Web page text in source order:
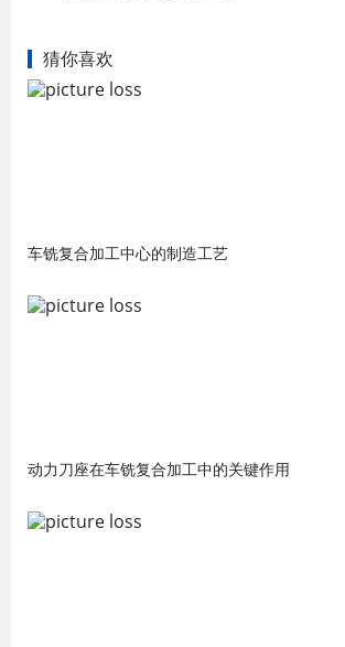
猜你喜欢
车铣复合加工中心的制造工艺
动力刀座在车铣复合加工中的关键作用